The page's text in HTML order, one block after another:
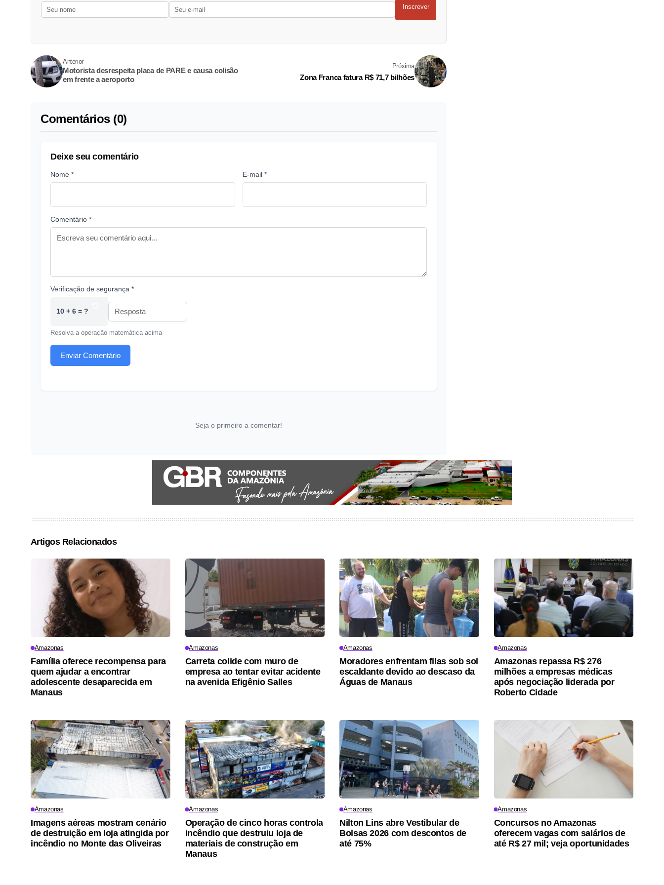
Inscrever
Anterior
Motorista desrespeita placa de PARE e causa colisão
em frente a aeroporto
Próxima
Zona Franca fatura R$ 71,7 bilhões
Comentários (0)
Deixe seu comentário
Nome * E-mail *
Comentário *
Verificação de segurança *
10 + 6 = ?
Resolva a operação matemática acima
Enviar Comentário
Seja o primeiro a comentar!
Artigos Relacionados
Amazonas
Família oferece recompensa para
quem ajudar a encontrar
adolescente desaparecida em
Manaus
Amazonas
Carreta colide com muro de
empresa ao tentar evitar acidente
na avenida Efigênio Salles
Amazonas
Moradores enfrentam filas sob sol
escaldante devido ao descaso da
Águas de Manaus
Amazonas
Amazonas repassa R$ 276
milhões a empresas médicas
após negociação liderada por
Roberto Cidade
Amazonas
Imagens aéreas mostram cenário
de destruição em loja atingida por
incêndio no Monte das Oliveiras
Amazonas
Operação de cinco horas controla
incêndio que destruiu loja de
materiais de construção em
Manaus
Amazonas
Nilton Lins abre Vestibular de
Bolsas 2026 com descontos de
até 75%
Amazonas
Concursos no Amazonas
oferecem vagas com salários de
até R$ 27 mil; veja oportunidades